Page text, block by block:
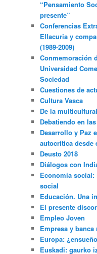
“Pensamiento
presente”
Conferencias
Ellacuria y
(1989-2009)
Conmemoración
Universidad
Sociedad
Cuestiones de
Cultura Vasca
De la
Debatiendo en
Desarrollo y Paz
autocrítica desde
Deusto 2018
Diálogos con
Economía
social
Educación. Una
El presente
Empleo Joven
Empresa y banca
Europa:
Euskadi: gaurko